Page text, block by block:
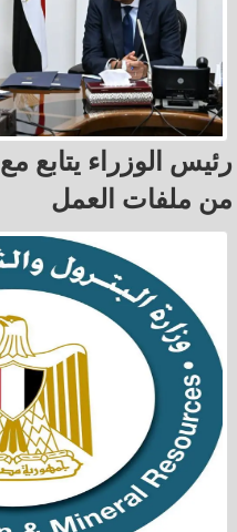
رئيس الوزراء يتابع
من ملفات العمل